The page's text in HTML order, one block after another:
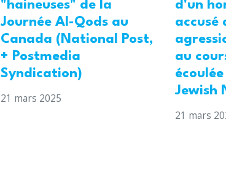
"haineuses" de la
Journée Al-Qods au
Canada (National Post,
+ Postmedia
Syndication)
21 mars 2025
d'un
accusé
au
Jewish
21 mars